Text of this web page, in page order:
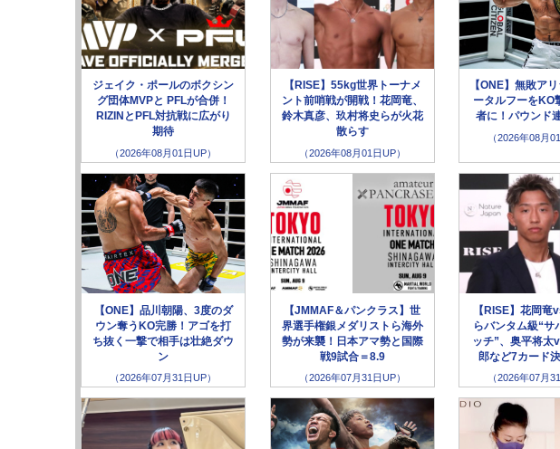
ジェイク・ポールのボクシン
グ団体MVPと PFLが合併！
RIZINとPFL対抗戦に広がり
期待
（2026年08月01日UP）
【RISE】55kg世界トーナメ
ント前哨戦が開戦！花岡竜、
鈴木真彦、玖村将史らが火花
散らす
（2026年08月01日UP）
【ONE】無敗ア
ータルフーをKO
者に！パウンド
（2026年08月
【ONE】品川朝陽、3度のダ
ウン奪うKO完勝！アゴを打
ち抜く一撃で相手は壮絶ダウ
ン
（2026年07月31日UP）
【JMMAF＆パンクラス】世
界選手権銀メダリストら海外
勢が来襲！日本アマ勢と国際
戦9試合＝8.9
（2026年07月31日UP）
【RISE】花岡竜
らバンタム級“サ
ッチ”、奥平将太
郎など7カード
（2026年07月